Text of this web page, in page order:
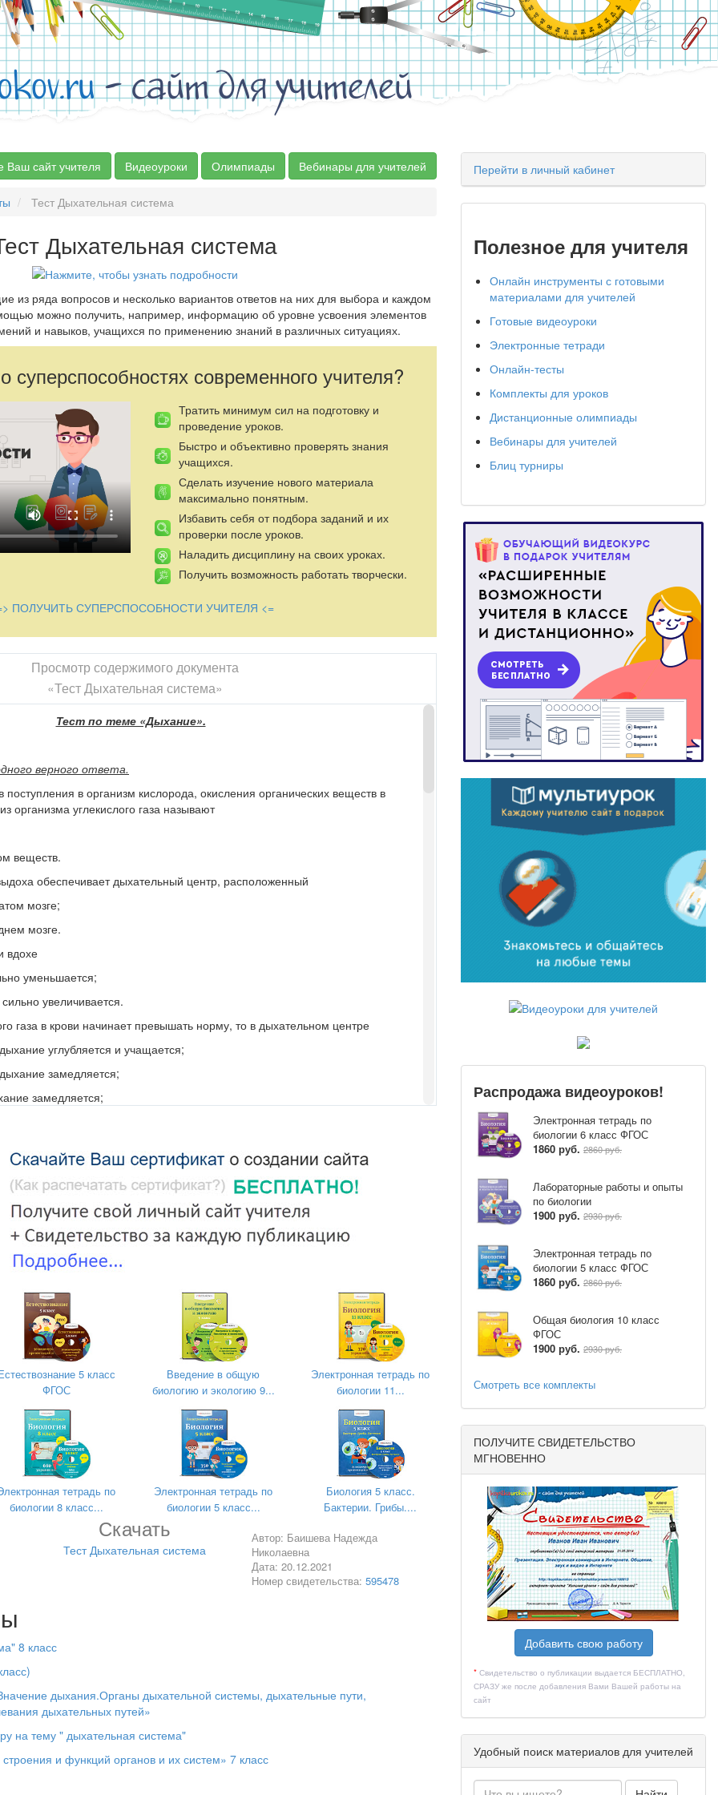
- сайт для учителей
Ваш сайт учителя Видеоуроки Олимпиады Вебинары для учителей
Тест Дыхательная система
Дыхательная система
из ряда вопросов и несколько вариантов ответов на них для выбора и каждом
можно получить, например, информацию об уровне усвоения элементов
и навыков, учащихся по применению знаний в различных ситуациях.
суперспособностях современного учителя?
Тратить минимум сил на подготовку и
проведение уроков.
Быстро и объективно проверять знания
учащихся.
Сделать изучение нового материала
максимально понятным.
Избавить себя от подбора заданий и их
проверки после уроков.
Наладить дисциплину на своих уроках.
Получить возможность работать творчески.
ПОЛУЧИТЬ СУПЕРСПОСОБНОСТИ УЧИТЕЛЯ <=
Просмотр содержимого документа
«Тест Дыхательная система»
Тест по теме «Дыхание».
верного ответа.
поступления в организм кислорода, окисления органических веществ в
организма углекислого газа называют
веществ.
обеспечивает дыхательный центр, расположенный
мозге;
мозге.
вдохе
уменьшается;
увеличивается.
газа в крови начинает превышать норму, то в дыхательном центре
углубляется и учащается;
замедляется;
замедляется;
так как их внутренние стенки
сосуды;
клетками.
мужчин?
и тонкие;
и тонкие.
в основном образованы стенки гортани.
характерна для органов дыхания.
Б) голосообразование;
в теплорегуляции.
в легких?
дыхание;
голосовые связки гортани расположены на наибольшем расстоянии
расположения отделов органов дыхания при поступлении воздуха в
5 класс
ФГОС
Введение в общую
биологию и экологию 9...
Электронная тетрадь по
биологии 11...
тетрадь по
биологии 8 класс...
Электронная тетрадь по
биологии 5 класс...
Биология 5 класс.
Бактерии. Грибы....
Скачать
Тест Дыхательная система
Автор: Баишева Надежда
Николаевна
Дата: 20.12.2021
Номер свидетельства: 595478
8 класс
дыхания.Органы дыхательной системы, дыхательные пути,
дыхательных путей»
на тему " дыхательная система"
и функций органов и их систем» 7 класс
Перейти в личный кабинет
Полезное для учителя
Онлайн инструменты с готовыми
материалами для учителей
Готовые видеоуроки
Электронные тетради
Онлайн-тесты
Комплекты для уроков
Дистанционные олимпиады
Вебинары для учителей
Блиц турниры
Распродажа видеоуроков!
Электронная тетрадь по
биологии 6 класс ФГОС
1860 руб. 2860 руб.
Лабораторные работы и опыты
по биологии
1900 руб. 2930 руб.
Электронная тетрадь по
биологии 5 класс ФГОС
1860 руб. 2860 руб.
Общая биология 10 класс
ФГОС
1900 руб. 2930 руб.
Смотреть все комплекты
ПОЛУЧИТЕ СВИДЕТЕЛЬСТВО
МГНОВЕННО
Добавить свою работу
* Свидетельство о публикации выдается БЕСПЛАТНО,
СРАЗУ же после добавления Вами Вашей работы на
сайт
Удобный поиск материалов для учителей